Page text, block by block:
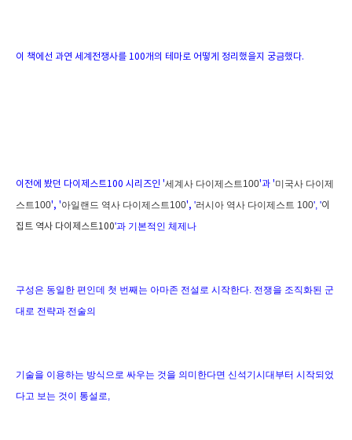
이 책에선 과연 세계전쟁사를 100개의 테마로 어떻게 정리했을지 궁금했다.
이전에 봤던 다이제스트100 시리즈인 '세계사 다이제스트100'과 '미국사 다이제
스트100', '아일랜드 역사 다이제스트100', '러시아 역사 다이제스트 100', '이
집트 역사 다이제스트100'과 기본적인 체제나
구성은 동일한 편인데 첫 번째는 아마존 전설로 시작한다. 전쟁을 조직화된 군
대로 전략과 전술의
기술을 이용하는 방식으로 싸우는 것을 의미한다면 신석기시대부터 시작되었
다고 보는 것이 통설로,